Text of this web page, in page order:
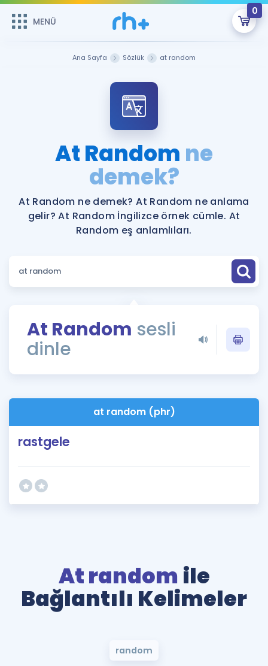
MENÜ
0
Şifremi Hatırlamıyorum
Sepetin Şu An Boş.
Remzi Hoca ile seni sınava hazırlayacak onlarca eğitim seni
bekliyor!
MENÜ
Katılımcı Görüşleri
Faydalı Araçlar
Ücretsiz Kaynaklar
ÖSYM Sınav Takvimi
Kampanyalar
İngilizce Gramer
İngilizce Gramer
Ana Sayfa Sözlük at random
At Random ne
demek?
At Random ne demek? At Random ne anlama
gelir? At Random İngilizce örnek cümle. At
Random eş anlamlıları.
At Random sesli
dinle
at random (phr)
rastgele
At random ile
Bağlantılı Kelimeler
random